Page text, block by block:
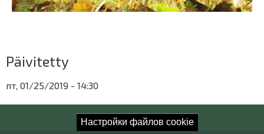
Настройки файлов cookie
Päivitetty
пт, 01/25/2019 - 14:30